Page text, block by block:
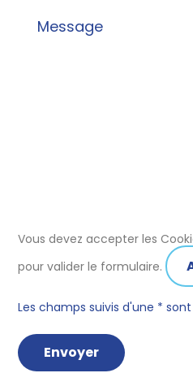
Vous devez accepter les
pour valider le formulaire.
Les champs suivis d'une *